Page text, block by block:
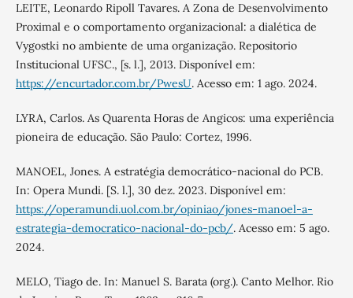
LEITE, Leonardo Ripoll Tavares. A Zona de Desenvolvimento
Proximal e o comportamento organizacional: a dialética de
Vygostki no ambiente de uma organização. Repositorio
Institucional UFSC., [s. l.], 2013. Disponível em:
https://encurtador.com.br/PwesU. Acesso em: 1 ago. 2024.
LYRA, Carlos. As Quarenta Horas de Angicos: uma experiência
pioneira de educação. São Paulo: Cortez, 1996.
MANOEL, Jones. A estratégia democrático-nacional do PCB.
In: Opera Mundi. [S. l.], 30 dez. 2023. Disponível em:
https://operamundi.uol.com.br/opiniao/jones-manoel-a-
estrategia-democratico-nacional-do-pcb/. Acesso em: 5 ago.
2024.
MELO, Tiago de. In: Manuel S. Barata (org.). Canto Melhor. Rio